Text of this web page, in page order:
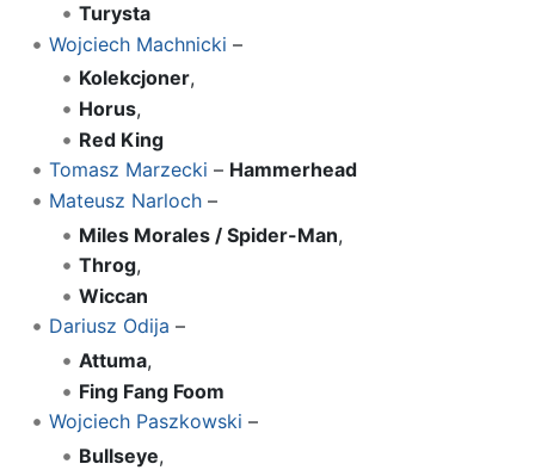
Turysta
Wojciech Machnicki –
Kolekcjoner,
Horus,
Red King
Tomasz Marzecki – Hammerhead
Mateusz Narloch–
Miles Morales / Spider-Man,
Throg,
Wiccan
Dariusz Odija –
Attuma,
Fing Fang Foom
Wojciech Paszkowski –
Bullseye,